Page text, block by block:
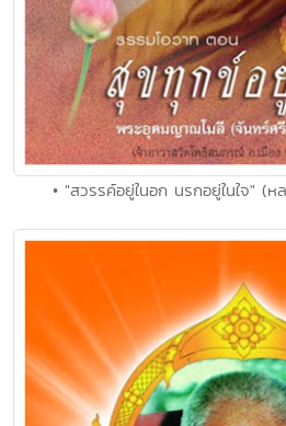
• "สวรรค์อยู่ในอก นรกอยู่ในใจ" (